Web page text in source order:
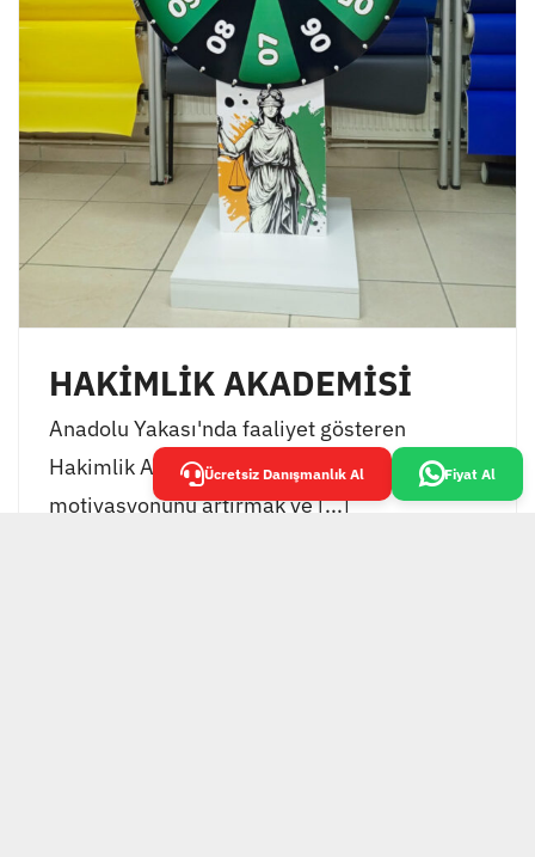
HAKİMLİK AKADEMİSİ
Anadolu Yakası'nda faaliyet gösteren
Hakimlik Akademisi, öğrencilerinin
motivasyonunu artırmak ve [...]
Ücretsiz Danışmanlık Al Fiyat Al